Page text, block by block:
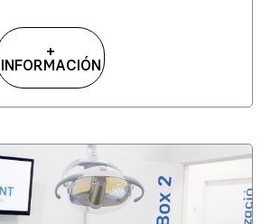
+
INFORMACIÓN